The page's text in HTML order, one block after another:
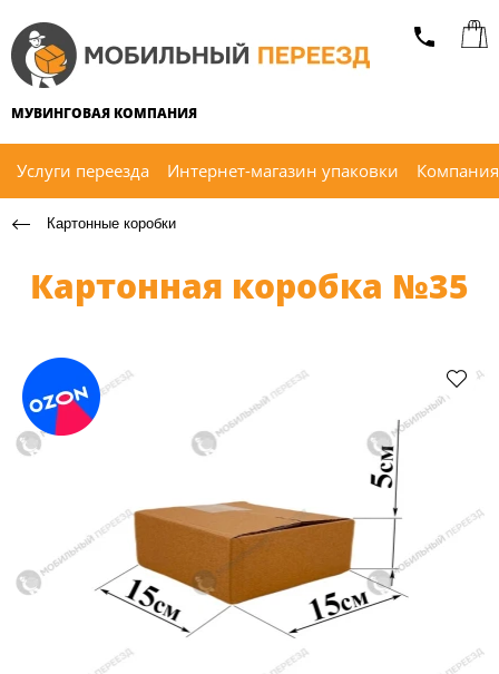
МУВИНГОВАЯ КОМПАНИЯ
Услуги переезда Интернет-магазин упаковки
Картонные коробки
Картонная коробка №35